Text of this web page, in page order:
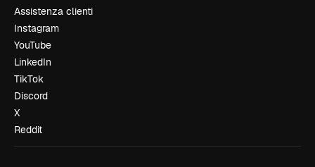
Assistenza clienti
Instagram
YouTube
LinkedIn
TikTok
Discord
X
Reddit